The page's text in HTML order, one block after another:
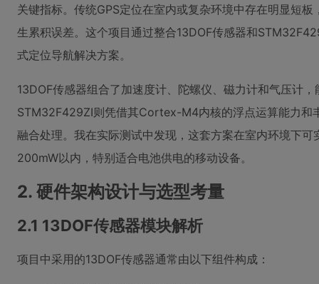
关键指标。传统GPS定位在室内或复杂环境中存在明显短
生累积误差。这个项目通过整合13DOF传感器和
式定位导航解决方案。
13DOF传感器组合了加速度计、陀螺仪、磁力计和气压计
STM32F429ZI则凭借其Cortex-M4内核的浮点运算能力和
融合处理。我在实际测试中发现，这套方案在室内环境下
200mW以内，特别适合电池供电的移动设备。
2. 硬件架构设计与选型考量
2.1 13DOF传感器模块解析
项目中采用的13DOF传感器通常由以下组件构成：